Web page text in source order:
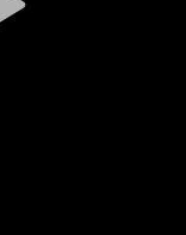
Play